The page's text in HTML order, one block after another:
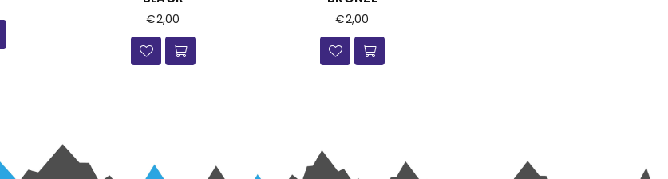
Prijs
€2,00
Prijs
€2,00